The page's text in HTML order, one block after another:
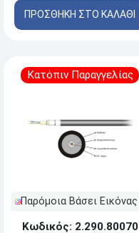
ΠΡΟΣΘΗΚΗ ΣΤΟ ΚΑΛΑΘΙ
Κατόπιν Παραγγελίας
Παρόμοια Βάσει Εικόνας
Κωδικός: 2.290.80070